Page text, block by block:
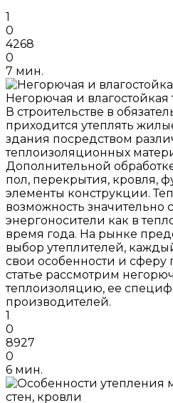
1
0
4268
0
7 мин.
Негорючая и
В строительстве в
приходится утеплять
здания посредством
теплоизоляционных
Дополнительной
пол, перекрытия, кровля,
элементы конструкции.
возможность значительно
энергоносители как в
время года. На рынке
выбор утеплителей,
свои особенности и сферу
статье рассмотрим
теплоизоляцию, ее
производителей.
1
0
8927
0
6 мин.